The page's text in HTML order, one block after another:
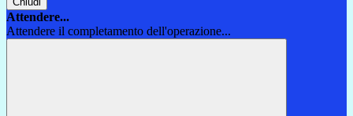
Attendere...
Attendere il completamento dell'operazione...